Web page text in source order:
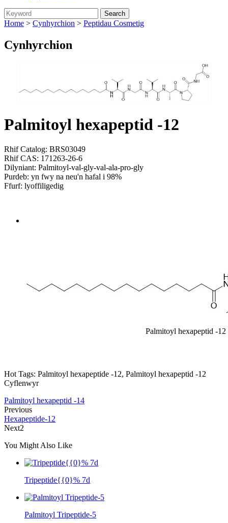
Home > Cynhyrchion > Peptidau Cosmetig
Cynhyrchion
Palmitoyl hexapeptid -12
Rhif Catalog: BRS03049
Rhif CAS: 171263-26-6
Dilyniant: Palmitoyl-val-gly-val-ala-pro-gly
Purdeb: yn fwy na neu'n hafal i 98%
Ffurf: lyoffiligedig
Palmitoyl hexapeptid -
Hot Tags: Palmitoyl hexapeptide -12, Palmitoyl hexapeptid -12
Cyflenwyr
Palmitoyl hexapeptid -14
Previous
Hexapeptide-12
Next2
You Might Also Like
Tripeptide{{0}% 7d
Palmitoyl Tripeptide-5